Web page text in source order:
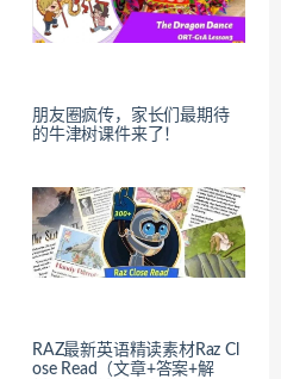
朋友圈疯传，家长们最期待
的牛津树课件​来了！
RAZ最新英语精读素材Raz Cl
ose Read（文章+答案+解